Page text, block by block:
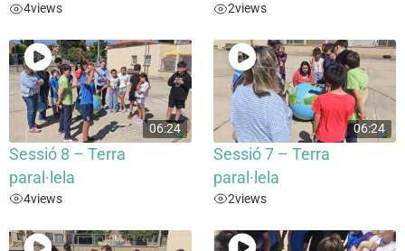
4views 2views
06:24
Sessió 8 – Terra
paral·lela
4views
06:24
Sessió 7 – Terra
paral·lela
2views